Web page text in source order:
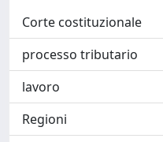
Corte costituzionale
processo tributario
lavoro
Regioni